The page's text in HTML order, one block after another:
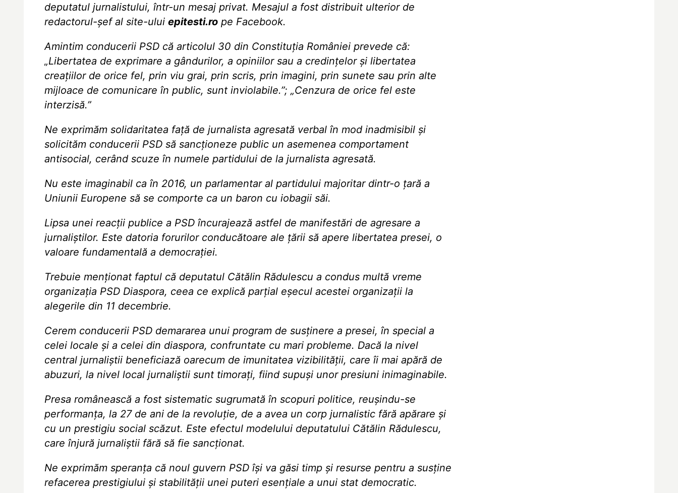
deputatul jurnalistului, într-un mesaj privat. Mesajul a fost distribuit ulterior de
redactorul-şef al site-uluiepitesti.ro pe Facebook.
Amintim conducerii PSD că articolul 30 din Constituția României prevede că:
„Libertatea de exprimare a gândurilor, a opiniilor sau a credinţelor şi libertatea
creaţiilor de orice fel, prin viu grai, prin scris, prin imagini, prin sunete sau prin alte
mijloace de comunicare în public, sunt inviolabile.”; „Cenzura de orice fel este
interzisă.”
Ne exprimăm solidaritatea față de jurnalista agresată verbal în mod inadmisibil și
solicităm conducerii PSD să sancționeze public un asemenea comportament
antisocial, cerând scuze în numele partidului de la jurnalista agresată.
Nu este imaginabil ca în 2016, un parlamentar al partidului majoritar dintr-o țară a
Uniunii Europene să se comporte ca un baron cu iobagii săi.
Lipsa unei reacții publice a PSD încurajează astfel de manifestări de agresare a
jurnaliștilor. Este datoria forurilor conducătoare ale țării să apere libertatea presei, o
valoare fundamentală a democrației.
Trebuie menționat faptul că deputatul Cătălin Rădulescu a condus multă vreme
organizația PSD Diaspora, ceea ce explică parțial eșecul acestei organizații la
alegerile din 11 decembrie.
Cerem conducerii PSD demararea unui program de susținere a presei, în special a
celei locale și a celei din diaspora, confruntate cu mari probleme. Dacă la nivel
central jurnaliștii beneficiază oarecum de imunitatea vizibilității, care îi mai apără de
abuzuri, la nivel local jurnaliștii sunt timorați, fiind supuși unor presiuni inimaginabile.
Presa românească a fost sistematic sugrumată în scopuri politice, reușindu-se
performanța, la 27 de ani de la revoluție, de a avea un corp jurnalistic fără apărare și
cu un prestigiu social scăzut. Este efectul modelului deputatului Cătălin Rădulescu,
care înjură jurnaliștii fără să fie sancționat.
Ne exprimăm speranța că noul guvern PSD își va găsi timp și resurse pentru a susține
refacerea prestigiului și stabilității unei puteri esențiale a unui stat democratic.